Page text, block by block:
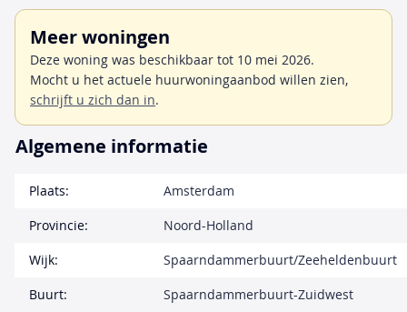
Meer woningen
Deze woning was beschikbaar tot 10 mei 2026.
Mocht u het actuele huurwoningaanbod willen zien,
schrijft u zich dan in.
Algemene informatie
Plaats:
Amsterdam
Provincie:
Noord-Holland
Wijk:
Spaarndammerbuurt/Zeeheldenbuurt
Buurt:
Spaarndammerbuurt-Zuidwest